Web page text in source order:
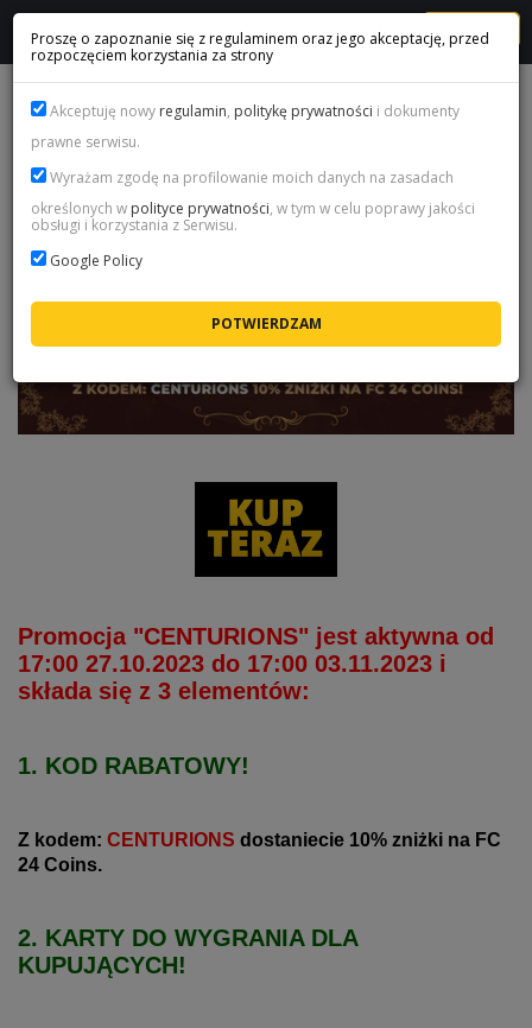
MENU
PROMOCJA FUT CENTURIONS - FC 24
Promocja "CENTURIONS" jest aktywna od
17:00 27.10.2023 do 17:00 03.11.2023 i
składa się z 3 elementów:
1. KOD RABATOWY!
Z kodem: CENTURIONS dostaniecie 10% zniżki na FC
24 Coins.
2. KARTY DO WYGRANIA DLA
KUPUJĄCYCH!
Proszę o zapoznanie się z regulaminem oraz jego akceptację, przed
rozpoczęciem korzystania za strony
Akceptuję nowy regulamin, politykę prywatności i dokumenty
prawne serwisu.
Wyrażam zgodę na profilowanie moich danych na zasadach
określonych w polityce prywatności, w tym w celu poprawy jakości
obsługi i korzystania z Serwisu.
Google Policy